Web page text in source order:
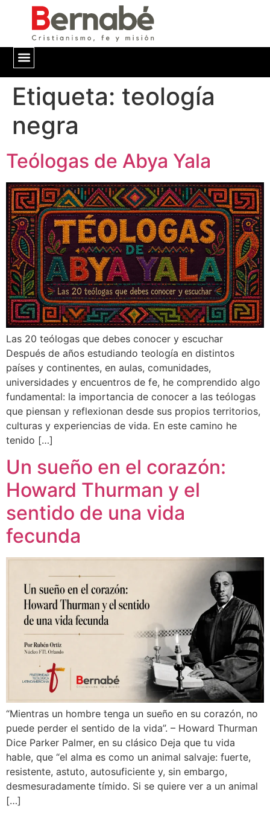
Etiqueta: teología
negra
Teólogas de Abya Yala
Las 20 teólogas que debes conocer y escuchar
Después de años estudiando teología en distintos
países y continentes, en aulas, comunidades,
universidades y encuentros de fe, he comprendido algo
fundamental: la importancia de conocer a las teólogas
que piensan y reflexionan desde sus propios territorios,
culturas y experiencias de vida. En este camino he
tenido […]
Un sueño en el corazón:
Howard Thurman y el
sentido de una vida
fecunda
“Mientras un hombre tenga un sueño en su corazón, no
puede perder el sentido de la vida”. – Howard Thurman
Dice Parker Palmer, en su clásico Deja que tu vida
hable, que “el alma es como un animal salvaje: fuerte,
resistente, astuto, autosuficiente y, sin embargo,
desmesuradamente tímido. Si se quiere ver a un animal
[…]